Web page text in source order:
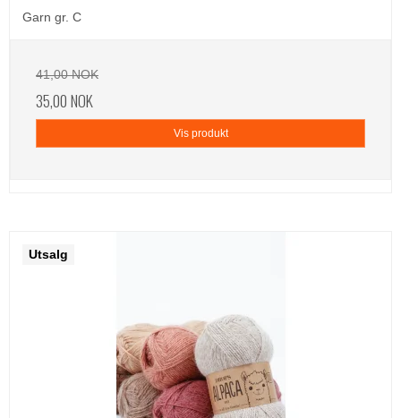
Garn gr. C
41,00 NOK
35,00 NOK
Vis produkt
Utsalg